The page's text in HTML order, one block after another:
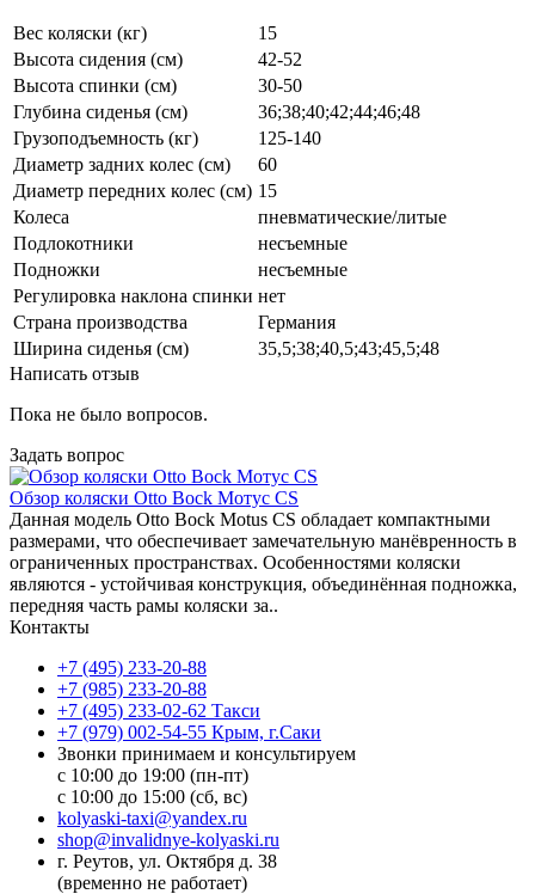
Вес коляски (кг)
15
Высота сидения (см)
42-52
Высота спинки (см)
30-50
Глубина сиденья (см)
36;38;40;42;44;46;48
Грузоподъемность (кг)
125-140
Диаметр задних колес (см)
60
Диаметр передних колес (см) 15
Колеса
пневматические/литые
Подлокотники
несъемные
Подножки
несъемные
Регулировка наклона спинки нет
Страна производства
Германия
Ширина сиденья (см)
35,5;38;40,5;43;45,5;48
Написать отзыв
Пока не было вопросов.
Задать вопрос
Обзор коляски Otto Bock Мотус CS
Данная модель Otto Bock Motus CS обладает компактными
размерами, что обеспечивает замечательную манёвренность в
ограниченных пространствах. Особенностями коляски
являются - устойчивая конструкция, объединённая подножка,
передняя часть рамы коляски за..
Контакты
+7 (495) 233-20-88
+7 (985) 233-20-88
+7 (495) 233-02-62 Такси
+7 (979) 002-54-55 Крым, г.Саки
Звонки принимаем и консультируем
с 10:00 до 19:00 (пн-пт)
с 10:00 до 15:00 (сб, вс)
kolyaski-taxi@yandex.ru
shop@invalidnye-kolyaski.ru
г. Реутов, ул. Октября д. 38
(временно не работает)